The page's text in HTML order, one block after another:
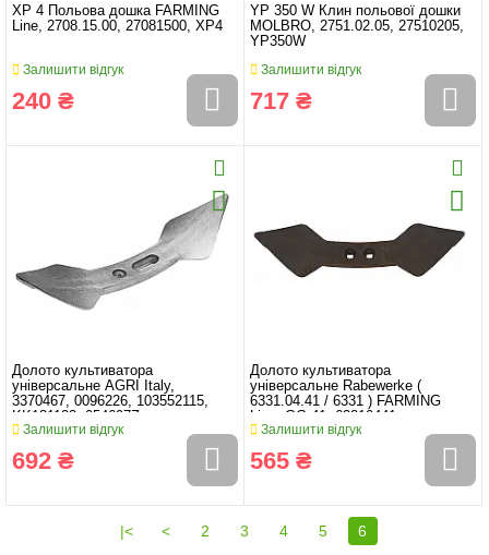
XP 4 Польова дошка FARMING
Line, 2708.15.00, 27081500, XP4
Залишити відгук
240 ₴
YP 350 W Клин польової дошки
MOLBRO, 2751.02.05, 27510205,
YP350W
Залишити відгук
717 ₴
Долото культиватора
універсальне AGRI Italy,
3370467, 0096226, 103552115,
KK131123, 054697Z
Залишити відгук
692 ₴
Долото культиватора
універсальне Rabewerke (
6331.04.41 / 6331 ) FARMING
Line, GG-41, 63310441
Залишити відгук
565 ₴
|< < 2 3 4 5 6